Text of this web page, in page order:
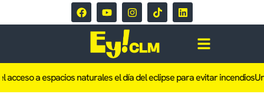
acceso a espacios naturales el día del eclipse para evitar incendiosUn